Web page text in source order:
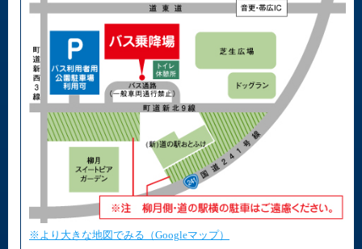
※より大きな地図でみる（Googleマップ）